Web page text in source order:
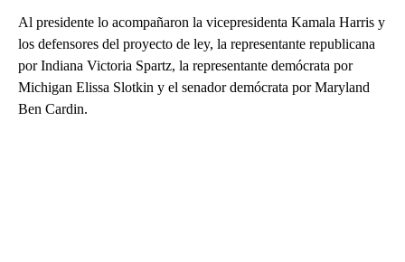
Al presidente lo acompañaron la vicepresidenta Kamala Harris y
los defensores del proyecto de ley, la representante republicana
por Indiana Victoria Spartz, la representante demócrata por
Michigan Elissa Slotkin y el senador demócrata por Maryland
Ben Cardin.